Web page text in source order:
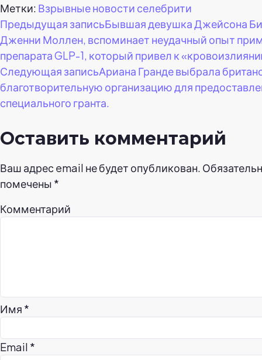
Метки: Взрывные новости селебрити
Навигация
по
записям
Предыдущая записьБывшая девушка Джейсона
Дженни Моллен, вспоминает неудачный опыт
препарата GLP-1, который привел к
Следующая записьАриана Гранде выбрала
благотворительную организацию для
специального гранта.
Оставить комментарий
Ваш адрес email не будет опубликован.
помечены *
Комментарий
Имя *
Email *